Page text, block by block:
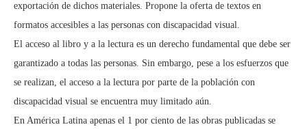
exportación de dichos materiales. Propone la oferta de textos en
formatos accesibles a las personas con discapacidad visual.
El acceso al libro y a la lectura es un derecho fundamental que debe ser
garantizado a todas las personas. Sin embargo, pese a los esfuerzos que
se realizan, el acceso a la lectura por parte de la población con
discapacidad visual se encuentra muy limitado aún.
En América Latina apenas el 1 por ciento de las obras publicadas se